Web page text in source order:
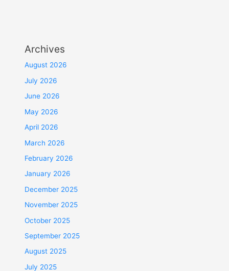
Archives
August 2026
July 2026
June 2026
May 2026
April 2026
March 2026
February 2026
January 2026
December 2025
November 2025
October 2025
September 2025
August 2025
July 2025